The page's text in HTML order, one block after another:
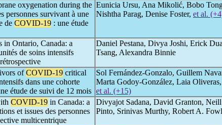
oxygenation during the
personnes survivant à une
de COVID-19 : une étude
Eunicia Ursu, Ana Mikolić, Bobo
Nishtha Parag, Denise Foster, et al.
in Ontario, Canada: a
de soins intensifs
Daniel Pestana, Divya Joshi, Erick
Tsang, Alexandra Binnie
ofCOVID-19 critical
dans une cohorte
étude de suivi de 12 mois
Sol Fernández-Gonzalo, Guillem
Marta Godoy-González, Laia
et al. (+15)
COVID-19 in Canada: a
et issues des personnes
multicentrique
Divyajot Sadana, David Granton,
Pinto, Srinivas Murthy, Robert A.